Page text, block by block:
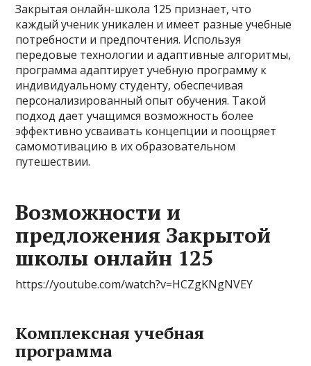
Закрытая онлайн-школа 125 признает, что
каждый ученик уникален и имеет разные учебные
потребности и предпочтения. Используя
передовые технологии и адаптивные алгоритмы,
программа адаптирует учебную программу к
индивидуальному студенту, обеспечивая
персонализированный опыт обучения. Такой
подход дает учащимся возможность более
эффективно усваивать концепции и поощряет
самомотивацию в их образовательном
путешествии.
Возможности и
предложения Закрытой
школы онлайн 125
https://youtube.com/watch?v=HCZgKNgNVEY
Комплексная учебная
программа